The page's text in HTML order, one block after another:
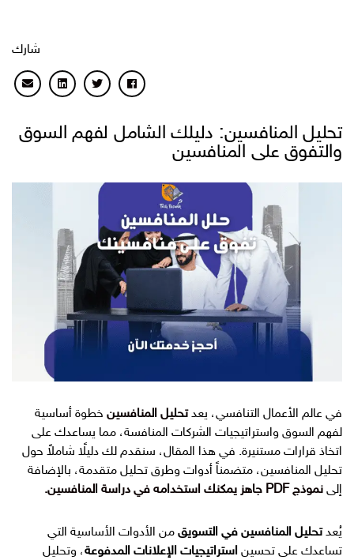
شارك
تحليل المنافسين: دليلك الشامل لفهم السوق
والتفوق على المنافسين
في عالم الأعمال التنافسي، يعدتحليل المنافسين خطوة أساسية
لفهم السوق واستراتيجيات الشركات المنافسة، مما يساعدك على
اتخاذ قرارات مستنيرة. في هذا المقال، سنقدم لك دليلًا شاملاً حول
تحليل المنافسين، متضمناً أدوات وطرق تحليل متقدمة، بالإضافة
إلى نموذج PDF جاهز يمكنك استخدامه في دراسة المنافسين.
يُعدتحليل المنافسين في التسويق من الأدوات الأساسية التي
تساعدك على تحسين استراتيجيات الإعلانات المدفوعة، وتحليل